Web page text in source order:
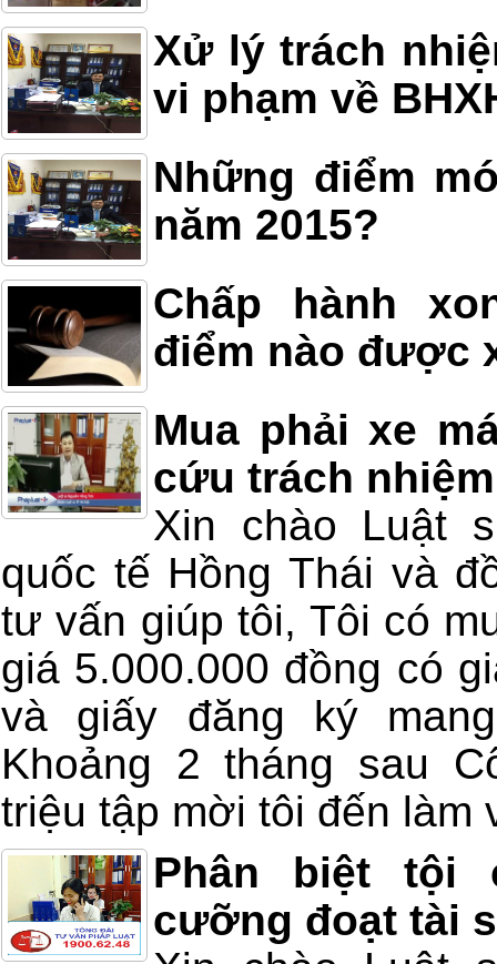
Xử lý trách
vi phạm về
Những điểm
năm 2015?
Chấp hành
điểm nào được
Mua phải xe
cứu trách
Xin chào Luật
quốc tế Hồng Thái và
tư vấn giúp tôi, Tôi có
giá 5.000.000 đồng có
và giấy đăng ký
Khoảng 2 tháng sau
triệu tập mời tôi đến làm
Phân biệt tội
cưỡng đoạt tài